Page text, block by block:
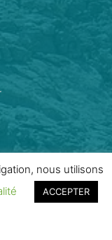
| Vente en ligne
nous utilisons
ACCEPTER